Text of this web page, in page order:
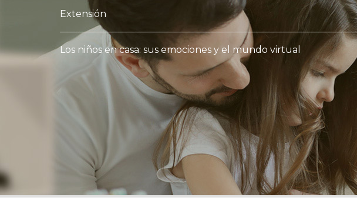
Extensión
Los niños en casa: sus emociones y el mundo virtual